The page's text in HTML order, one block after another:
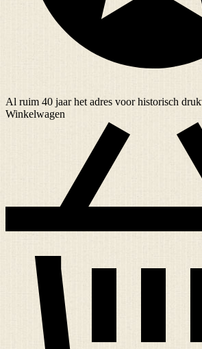
Al ruim 40 jaarhet adres voor historisch
Winkelwagen